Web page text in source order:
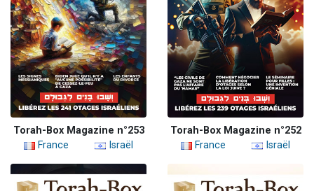
Torah-Box Magazine n°253
France
Israël
Torah-Box Magazine n°252
France
Israël